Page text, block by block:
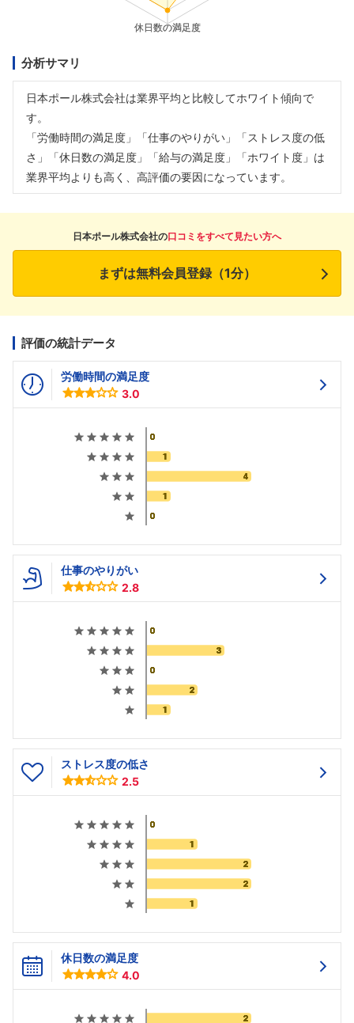
分析サマリ
日本ポール株式会社は業界平均と比較してホワイト傾向で
す。
「労働時間の満足度」「仕事のやりがい」「ストレス度の低
さ」「休日数の満足度」「給与の満足度」「ホワイト度」は
業界平均よりも高く、高評価の要因になっています。
日本ポール株式会社の口コミをすべて見たい方へ
まずは無料会員登録（1分）
評価の統計データ
労働時間の満足度
3.0
仕事のやりがい
2.8
ストレス度の低さ
2.5
休日数の満足度
4.0